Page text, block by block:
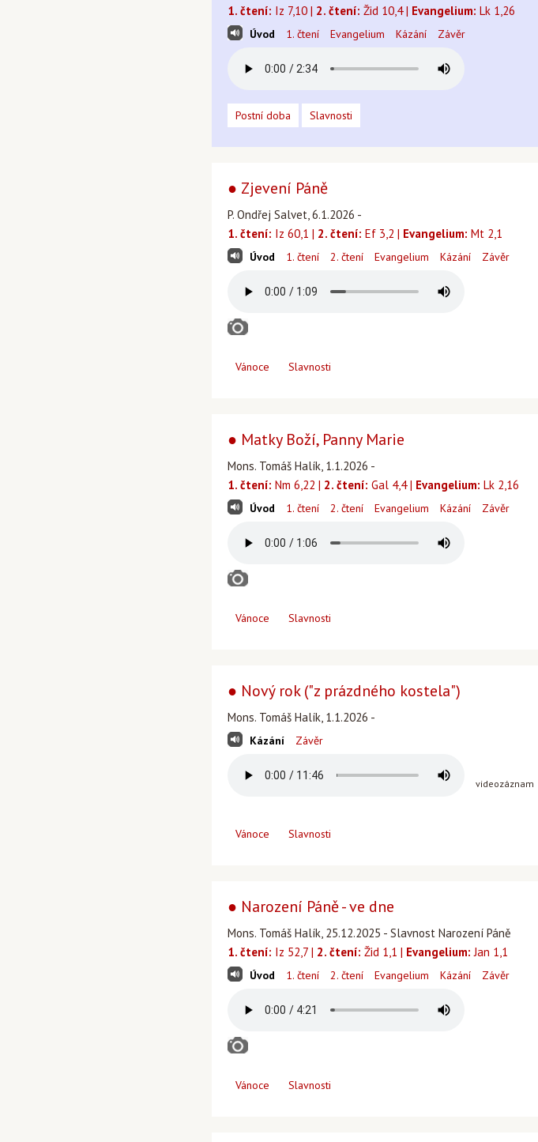
1. čtení: Iz 7,10 | 2. čtení: Žid 10,4 | Evangelium: Lk 1,26
Úvod 1. čtení Evangelium Kázání Závěr
Postní doba Slavnosti
● Zjevení Páně
P. Ondřej Salvet, 6.1.2026 -
1. čtení: Iz 60,1 | 2. čtení: Ef 3,2 | Evangelium: Mt 2,1
Úvod 1. čtení 2. čtení Evangelium Kázání Závěr
Vánoce Slavnosti
● Matky Boží, Panny Marie
Mons. Tomáš Halík, 1.1.2026 -
1. čtení: Nm 6,22 | 2. čtení: Gal 4,4 | Evangelium: Lk 2,16
Úvod 1. čtení 2. čtení Evangelium Kázání Závěr
Vánoce Slavnosti
● Nový rok ("z prázdného kostela")
Mons. Tomáš Halík, 1.1.2026 -
Kázání Závěr
videozáznam
Vánoce Slavnosti
● Narození Páně - ve dne
Mons. Tomáš Halík, 25.12.2025 - Slavnost Narození Páně
1. čtení: Iz 52,7 | 2. čtení: Žid 1,1 | Evangelium: Jan 1,1
Úvod 1. čtení 2. čtení Evangelium Kázání Závěr
Vánoce Slavnosti